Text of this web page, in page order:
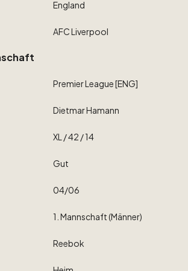
England
AFCLiverpool
PremierLeague[ENG]
DietmarHamann
XL ​/​42 ​/​14
Gut
04​/​06
1. Mannschaft(Männer)
Reebok